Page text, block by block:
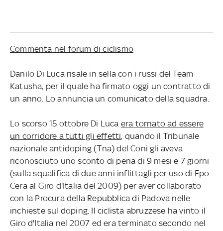
Commenta nel forum di ciclismo
Danilo Di Luca risale in sella con i russi del Team
Katusha, per il quale ha firmato oggi un contratto di
un anno. Lo annuncia un comunicato della squadra.
Lo scorso 15 ottobre Di Luca era tornato ad essere
un corridore a tutti gli effetti, quando il Tribunale
nazionale antidoping (Tna) del Coni gli aveva
riconosciuto uno sconto di pena di 9 mesi e 7 giorni
(sulla squalifica di due anni inflittagli per uso di Epo
Cera al Giro d'Italia del 2009) per aver collaborato
con la Procura della Repubblica di Padova nelle
inchieste sul doping. Il ciclista abruzzese ha vinto il
Giro d'Italia nel 2007 ed era terminato secondo nel